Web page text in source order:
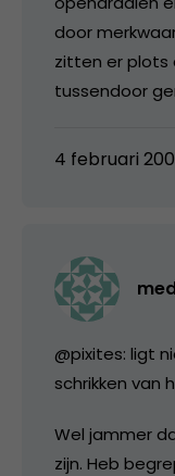
door
zitten er plots
tussendoor
4 februari
@pixites: ligt
schrikken van
Wel jammer
zijn. Heb